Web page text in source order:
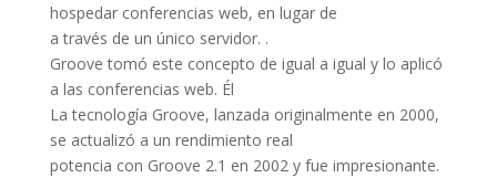
hospedar conferencias web, en lugar de
a través de un único servidor. .
Groove tomó este concepto de igual a igual y lo aplicó
a las conferencias web. Él
La tecnología Groove, lanzada originalmente en 2000,
se actualizó a un rendimiento real
potencia con Groove 2.1 en 2002 y fue impresionante.